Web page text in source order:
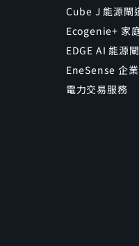
Cube J 能源閘
Ecogenie+ 家
EDGE AI 能源
EneSense 企
電力交易服務